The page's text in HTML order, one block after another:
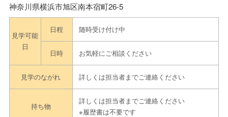
神奈川県横浜市旭区南本宿町26-5
見学可能
日
日程 随時受け付け中
日時 お気軽にご相談ください
見学のながれ 詳しくは担当者までご連絡ください
持ち物
詳しくは担当者までご連絡ください
※履歴書は不要です